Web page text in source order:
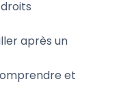
après un
et